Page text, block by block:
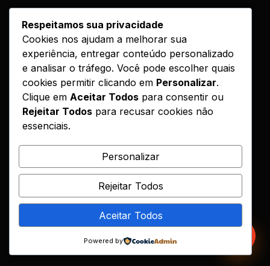
Cursos
Como Funciona
Contato
Politica de Entrega
LEGAL
DMCA
Encontrou seu curso?
© 2026 Hotcursos. Todos os direitos reservados.
Respeitamos sua privacidade
Cookies nos ajudam a melhorar sua
experiência, entregar conteúdo personalizado
e analisar o tráfego. Você pode escolher quais
cookies permitir clicando em Personalizar.
Clique em Aceitar Todos para consentir ou
Rejeitar Todos para recusar cookies não
essenciais.
Personalizar
Rejeitar Todos
Aceitar Todos
Powered by